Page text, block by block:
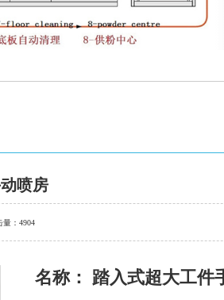
喷房
量：4904
名称： 踏入式超大工件